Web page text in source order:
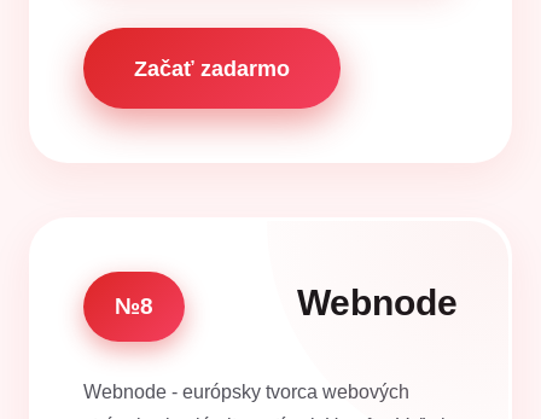
Začať zadarmo
№8 Webnode
Webnode - európsky tvorca webových